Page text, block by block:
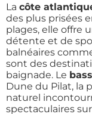
La côte
des plus prisées
plages, elle offre
détente et de
balnéaires
sont des
baignade. Le
Dune du Pilat, la
naturel
spectaculaires